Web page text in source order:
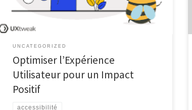
interactions influencent sa perception globale. […]
UNCATEGORIZED
Optimiser l’Expérience
Utilisateur pour un Impact
Positif
accessibilité